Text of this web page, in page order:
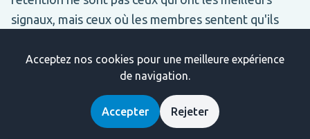
signaux, mais ceux où les membres sentent qu'ils
pour le lien humain, même quand les signaux
traversent une mauvaise semaine.
Créez des structures de
Acceptez nos cookies pour une meilleure expérience
de navigation.
Accepter Rejeter